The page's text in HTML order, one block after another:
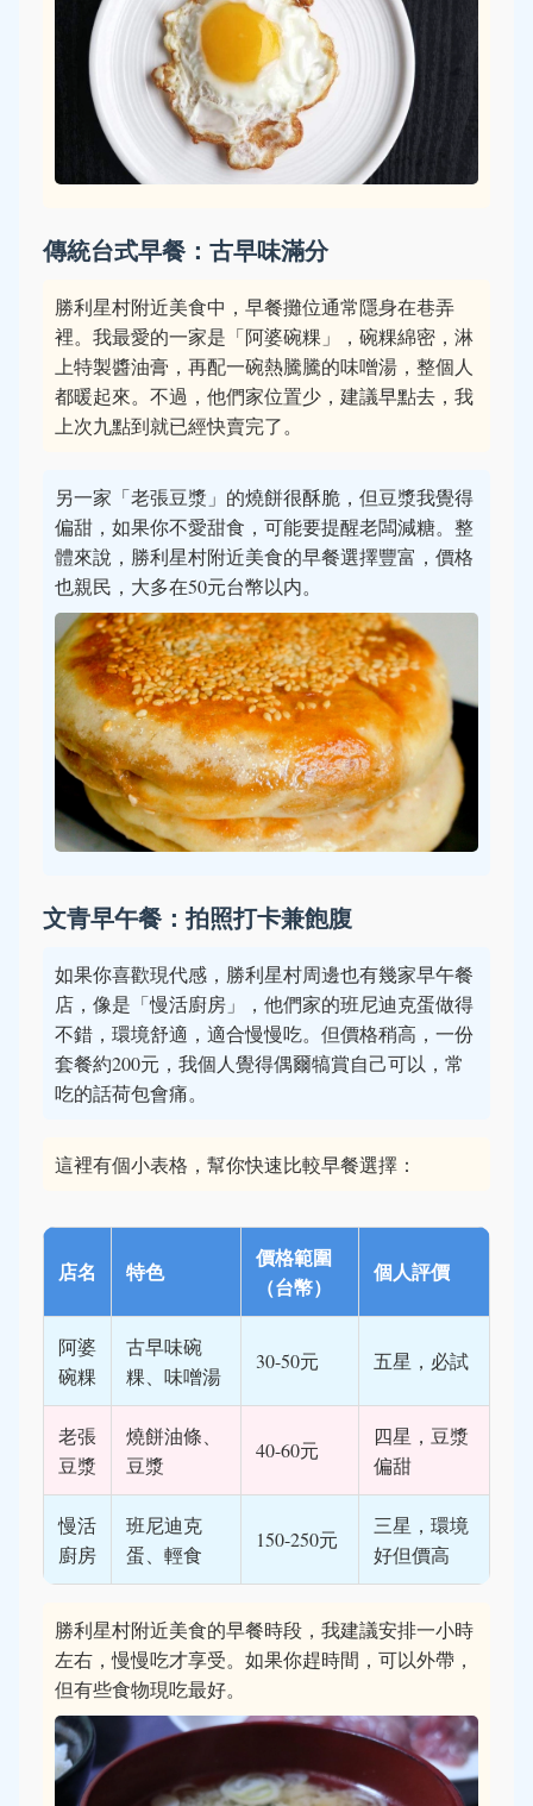
傳統台式早餐：古早味滿分
勝利星村附近美食中，早餐攤位通常隱身在巷弄
裡。我最愛的一家是「阿婆碗粿」，碗粿綿密，淋
上特製醬油膏，再配一碗熱騰騰的味噌湯，整個人
都暖起來。不過，他們家位置少，建議早點去，我
上次九點到就已經快賣完了。
另一家「老張豆漿」的燒餅很酥脆，但豆漿我覺得
偏甜，如果你不愛甜食，可能要提醒老闆減糖。整
體來說，勝利星村附近美食的早餐選擇豐富，價格
也親民，大多在50元台幣以内。
文青早午餐：拍照打卡兼飽腹
如果你喜歡現代感，勝利星村周邊也有幾家早午餐
店，像是「慢活廚房」，他們家的班尼迪克蛋做得
不錯，環境舒適，適合慢慢吃。但價格稍高，一份
套餐約200元，我個人覺得偶爾犒賞自己可以，常
吃的話荷包會痛。
這裡有個小表格，幫你快速比較早餐選擇：
店名 特色
價格範圍
（台幣）
個人評價
阿婆
碗粿
古早味碗
粿、味噌湯
30-50元 五星，必試
老張
豆漿
燒餅油條、
豆漿
40-60元
四星，豆漿
偏甜
慢活
廚房
班尼迪克
蛋、輕食
150-250元
三星，環境
好但價高
勝利星村附近美食的早餐時段，我建議安排一小時
左右，慢慢吃才享受。如果你趕時間，可以外帶，
但有些食物現吃最好。